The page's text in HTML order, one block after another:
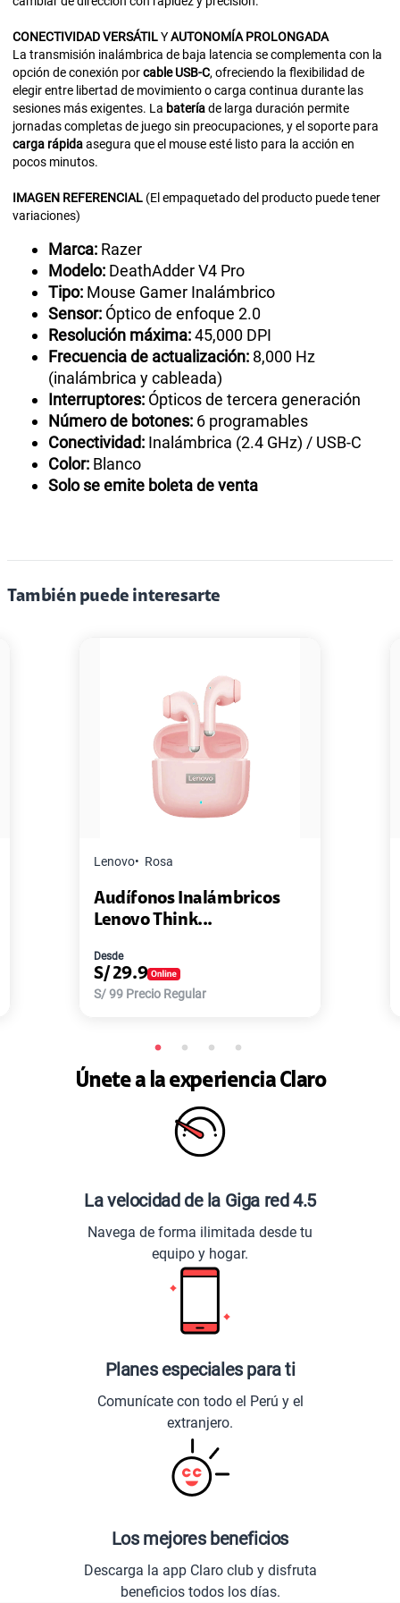
CONECTIVIDADVERSÁTILYAUTONOMÍA PROLONGADA
La transmisión inalámbrica de baja latencia se complementa con la
opción de conexión porcable USB-C, ofreciendo la flexibilidad de
elegir entre libertad de movimiento o carga continua durante las
sesiones más exigentes. La bateríade larga duración permite
jornadas completas de juego sin preocupaciones, y el soporte para
carga rápidaasegura que el mouse esté listo para la acción en
pocos minutos.
IMAGEN REFERENCIAL (El empaquetado del producto puede tener
variaciones)
Marca: Razer
Modelo: DeathAdder V4 Pro
Tipo: Mouse Gamer Inalámbrico
Sensor: Óptico de enfoque 2.0
Resolución máxima:45,000 DPI
Frecuencia de actualización: 8,000 Hz
(inalámbrica y cableada)
Interruptores: Ópticos de tercera generación
Número de botones: 6 programables
Conectividad: Inalámbrica (2.4 GHz) / USB-C
Color: Blanco
Solo se emite boleta de venta
También puede interesarte
Lenovo Rosa
Audífonos Inalámbricos
Lenovo Think...
Desde
S/ 29.9
S/99 Precio Regular
Únete a la experiencia Claro
La velocidad de la Giga red 4.5
Navega de forma ilimitada desde tu
equipo y hogar.
Planes especiales para ti
Comunícate con todo el Perú y el
extranjero.
Los mejores beneficios
Descarga la app Claro club y disfruta
beneficios todos los días.